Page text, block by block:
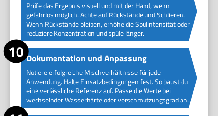
Prüfe das Ergebnis visuell und mit der Hand, wenn
gefahrlos möglich. Achte auf Rückstände und Schlieren.
Wenn Rückstände bleiben, erhöhe die Spülintensität oder
reduziere Konzentration und spüle länger.
Dokumentation und Anpassung
Notiere erfolgreiche Mischverhältnisse für jede
Anwendung. Halte Einsatzbedingungen fest. So baust du
eine verlässliche Referenz auf. Passe die Werte bei
wechselnder Wasserhärte oder verschmutzungsgrad an.